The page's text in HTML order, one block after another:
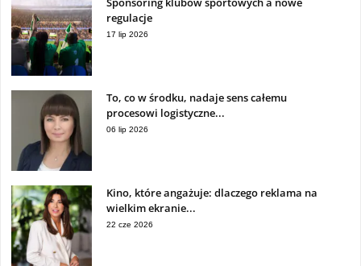
regulacje
17 lip 2026
To, co w środku, nadaje sens całemu
procesowi logistyczne...
06 lip 2026
Kino, które angażuje: dlaczego reklama na
wielkim ekranie...
22 cze 2026